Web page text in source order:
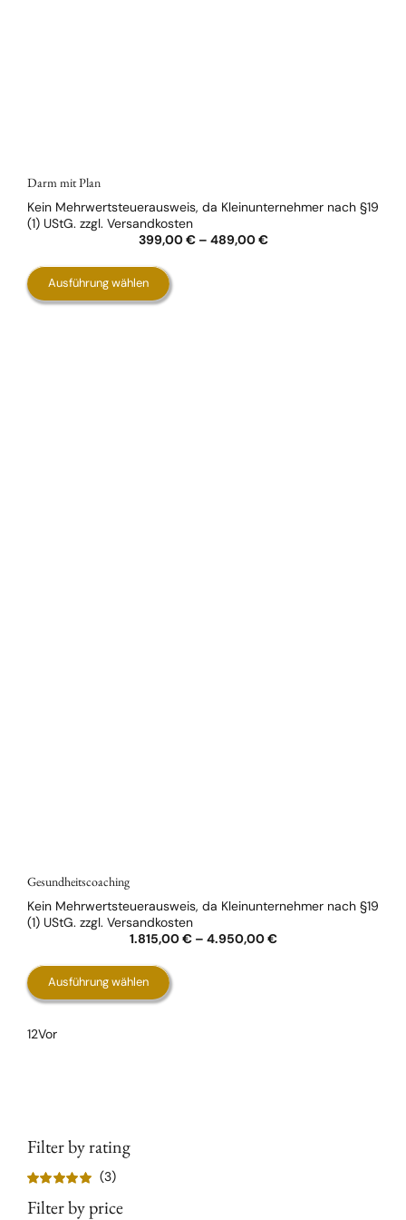
Darm mit Plan
399,00€– 489,00€
Kein Mehrwertsteuerausweis, da Kleinunternehmer nach §19
(1) UStG. zzgl. Versandkosten
Ausführung wählen
Dieses
Produkt
Gesundheitscoaching
1.815,00€– 4.950,00€
Kein Mehrwertsteuerausweis, da Kleinunternehmer nach §19
(1) UStG. zzgl. Versandkosten
Ausführung wählen
Dieses
Produkt
12Vor
Filter by rating
mit 5von 5
(3)
Filter by price